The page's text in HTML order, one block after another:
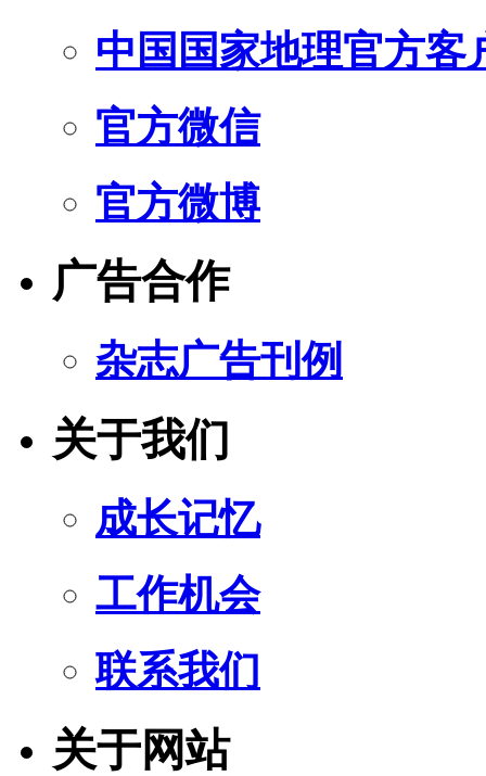
中国国家地理官方客
官方微信
官方微博
广告合作
杂志广告刊例
关于我们
成长记忆
工作机会
联系我们
关于网站